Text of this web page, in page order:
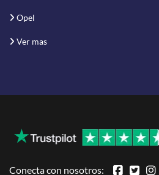
Opel
Ver mas
Conecta con nosotros: